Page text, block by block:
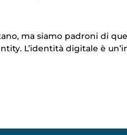
ma siamo padroni di
L’identità digitale è